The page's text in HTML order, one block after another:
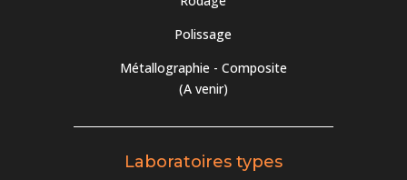
Polissage
Métallographie - Composite
(A venir)
Laboratoires types